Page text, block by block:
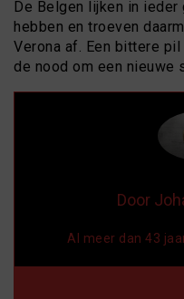
De Belgen lijken in
hebben en troeven
Verona af. Een bittere
de nood om een nieuwe
Door
Al meer dan 43